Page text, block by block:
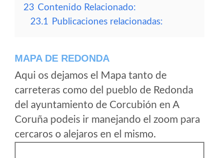
23 Contenido Relacionado:
23.1 Publicaciones relacionadas:
MAPA DE REDONDA
Aqui os dejamos el Mapa tanto de
carreteras como del pueblo de Redonda
del ayuntamiento de Corcubión en A
Coruña podeis ir manejando el zoom para
cercaros o alejaros en el mismo.